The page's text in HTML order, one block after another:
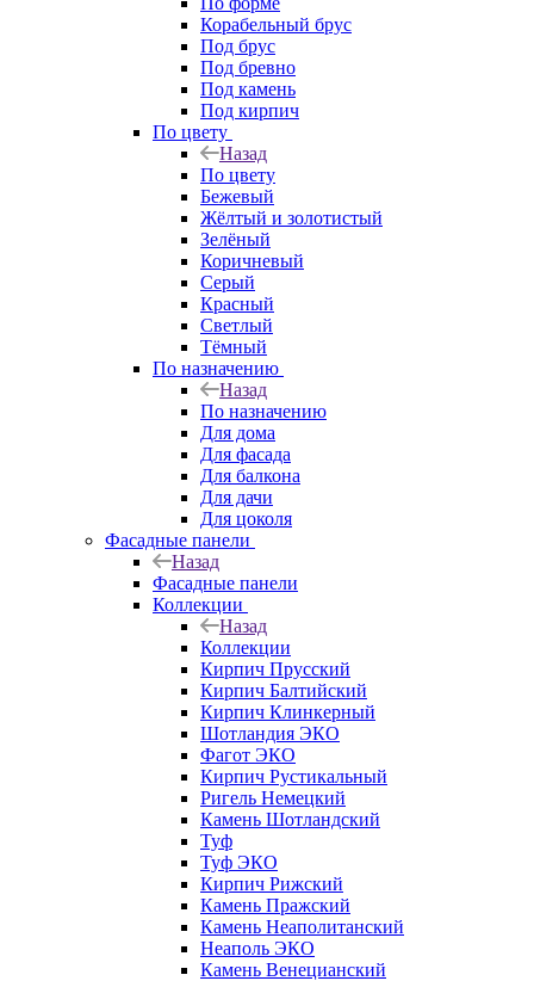
Корабельный брус
Под брус
Под бревно
Под камень
Под кирпич
По цвету
Назад
По цвету
Бежевый
Жёлтый и золотистый
Зелёный
Коричневый
Серый
Красный
Светлый
Тёмный
По назначению
Назад
По назначению
Для дома
Для фасада
Для балкона
Для дачи
Для цоколя
Фасадные панели
Назад
Фасадные панели
Коллекции
Назад
Коллекции
Кирпич Прусский
Кирпич Балтийский
Кирпич Клинкерный
Шотландия ЭКО
Фагот ЭКО
Кирпич Рустикальный
Ригель Немецкий
Камень Шотландский
Туф
Туф ЭКО
Кирпич Рижский
Камень Пражский
Камень Неаполитанский
Неаполь ЭКО
Камень Венецианский